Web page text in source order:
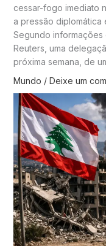
cessar-fogo imediato
a pressão diplomática
Segundo
Reuters, uma
próxima semana, de
Mundo / Deixe um